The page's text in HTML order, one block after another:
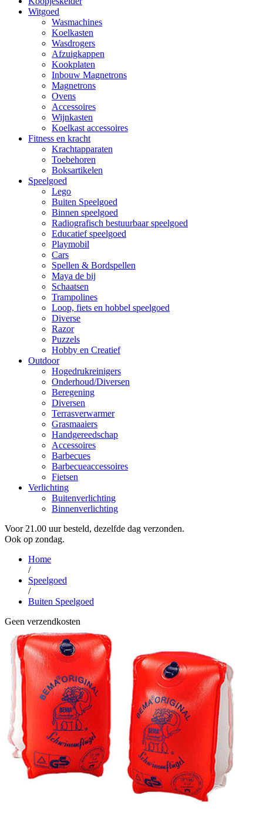
Witgoed
Wasmachines
Koelkasten
Wasdrogers
Afzuigkappen
Kookplaten
Inbouw Magnetrons
Magnetrons
Ovens
Accessoires
Wijnkasten
Koelkast accessoires
Fitness en kracht
Krachtapparaten
Toebehoren
Boksartikelen
Speelgoed
Lego
Buiten Speelgoed
Binnen speelgoed
Radiografisch bestuurbaar speelgoed
Educatief speelgoed
Playmobil
Cars
Spellen & Bordspellen
Maya de bij
Schaatsen
Trampolines
Loop, fiets en hobbel speelgoed
Diverse
Razor
Puzzels
Hobby en Creatief
Outdoor
Hogedrukreinigers
Onderhoud/Diversen
Beregening
Diversen
Terrasverwarmer
Grasmaaiers
Handgereedschap
Accessoires
Barbecues
Barbecueaccessoires
Fietsen
Verlichting
Buitenverlichting
Binnenverlichting
Voor 21.00 uur besteld, dezelfde dag verzonden.
Ook op zondag.
Home
/
Speelgoed
/
Buiten Speelgoed
Geen verzendkosten